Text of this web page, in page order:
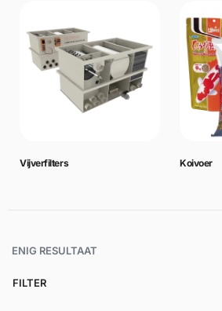
Vijverfilters Koivoer
ENIG RESULTAAT
FILTER